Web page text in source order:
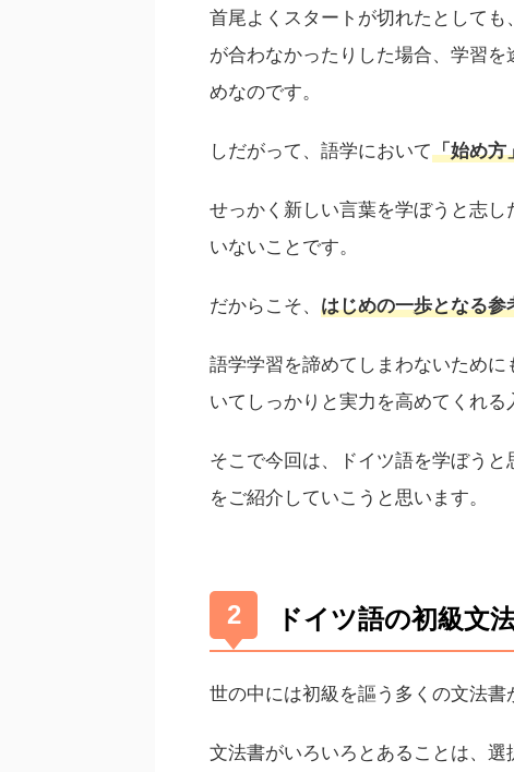
首尾よくスタートが切れたとして
が合わなかったりした場合、学習
めなのです。
しだがって、語学において「始め方
せっかく新しい言葉を学ぼうと志
いないことです。
だからこそ、 はじめの一歩となる
語学学習を諦めてしまわないため
いてしっかりと実力を高めてくれる
そこで今回は、ドイツ語を学ぼう
をご紹介していこうと思います。
ドイツ語の初級文
世の中には初級を謳う多くの文法書
文法書がいろいろとあることは、